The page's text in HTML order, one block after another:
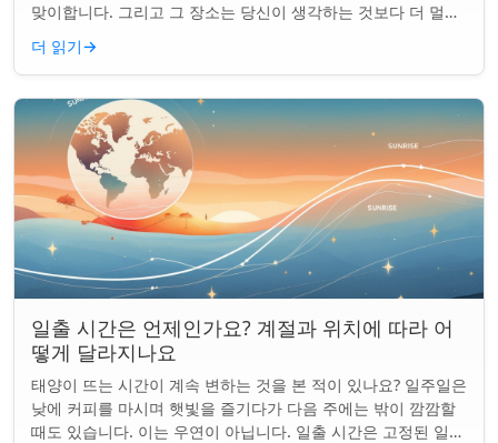
맞이합니다. 그리고 그 장소는 당신이 생각하는 것보다 더 멀리
떨어져 있습니다. 핵심 요약...
더 읽기→
일출 시간은 언제인가요? 계절과 위치에 따라 어
떻게 달라지나요
태양이 뜨는 시간이 계속 변하는 것을 본 적이 있나요? 일주일은
낮에 커피를 마시며 햇빛을 즐기다가 다음 주에는 밖이 깜깜할
때도 있습니다. 이는 우연이 아닙니다. 일출 시간은 고정된 일정